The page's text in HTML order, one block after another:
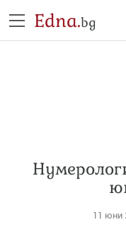
Edna.bg
11 юни